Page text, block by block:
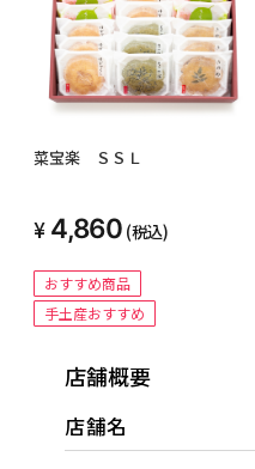
菜宝楽 ＳＳＬ
4,860 (税込)
おすすめ商品
手土産おすすめ
店舗概要
店舗名